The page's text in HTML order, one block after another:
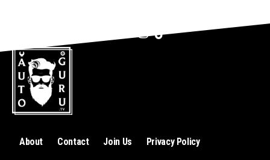
About Contact Join Us Privacy Policy